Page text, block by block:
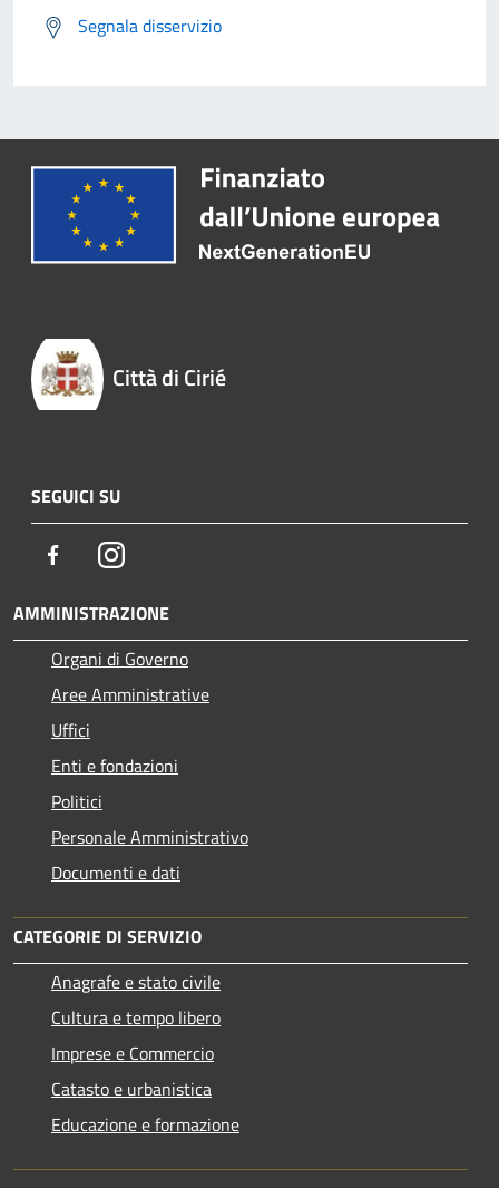
Segnala disservizio
Città di Cirié
SEGUICI SU
FacebookInstagram
AMMINISTRAZIONE
Organi di Governo
Aree Amministrative
Uffici
Enti e fondazioni
Politici
Personale Amministrativo
Documenti e dati
CATEGORIE DI SERVIZIO
Anagrafe e stato civile
Cultura e tempo libero
Imprese e Commercio
Catasto e urbanistica
Educazione e formazione